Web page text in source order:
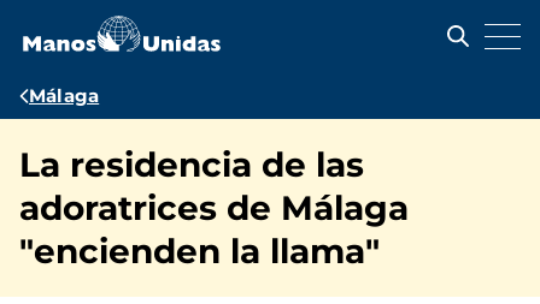
contenido
Ruta
navegación
Málaga
La residencia de las
adoratrices de Málaga
"encienden la llama"